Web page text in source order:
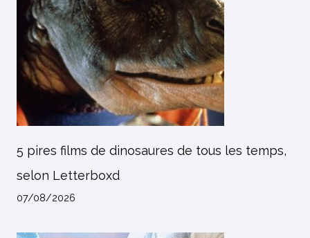
5 pires films de dinosaures de tous les temps,
selon Letterboxd
07/08/2026